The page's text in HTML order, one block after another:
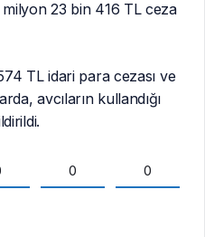
23 bin 416 TL ceza
TL idari para cezası ve
avcıların kullandığı
0 0